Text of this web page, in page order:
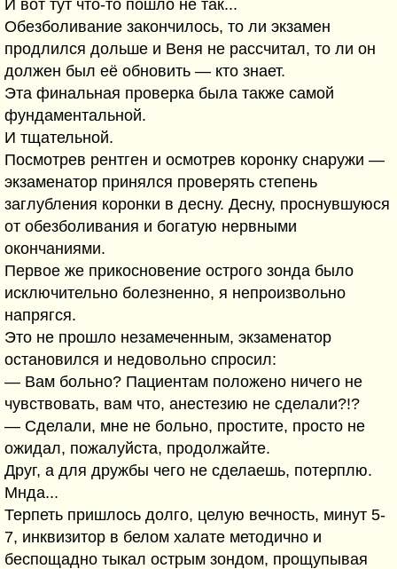
И вот тут что-то пошло не так...
Обезболивание закончилось, то ли экзамен
продлился дольше и Веня не рассчитал, то ли он
должен был её обновить — кто знает.
Эта финальная проверка была также самой
фундаментальной.
И тщательной.
Посмотрев рентген и осмотрев коронку снаружи —
экзаменатор принялся проверять степень
заглубления коронки в десну. Десну, проснувшуюся
от обезболивания и богатую нервными
окончаниями.
Первое же прикосновение острого зонда было
исключительно болезненно, я непроизвольно
напрягся.
Это не прошло незамеченным, экзаменатор
остановился и недовольно спросил:
— Вам больно? Пациентам положено ничего не
чувствовать, вам что, анестезию не сделали?!?
— Сделали, мне не больно, простите, просто не
ожидал, пожалуйста, продолжайте.
Друг, а для дружбы чего не сделаешь, потерплю.
Мнда...
Терпеть пришлось долго, целую вечность, минут 5-
7, инквизитор в белом халате методично и
беспощадно тыкал острым зондом, прощупывая